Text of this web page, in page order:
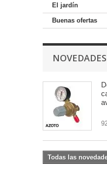
El jardín
Buenas ofertas
NOVEDADES
Todas las